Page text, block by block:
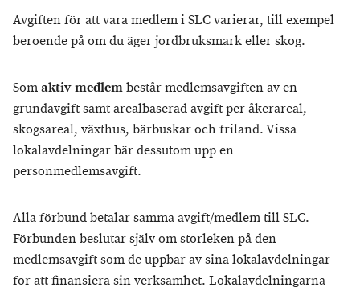
Avgiften för att vara medlem i SLC varierar, till exempel
beroende på om du äger jordbruksmark eller skog.
Somaktiv medlembestår medlemsavgiften av en
grundavgift samt arealbaserad avgift per åkerareal,
skogsareal, växthus, bärbuskar och friland. Vissa
lokalavdelningar bär dessutom upp en
personmedlemsavgift.
Alla förbund betalar samma avgift/medlem till SLC.
Förbunden beslutar själv om storleken på den
medlemsavgift som de uppbär av sina lokalavdelningar
för att finansiera sin verksamhet. Lokalavdelningarna